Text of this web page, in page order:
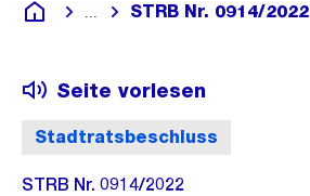
Deutsch
Blende alle Breadcrumbs ein
STRB Nr. 0914/2022
Stadtratsbeschluss
Seite vorlesen
STRB Nr. 0914/2022